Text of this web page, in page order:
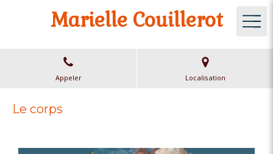
Marielle Couillerot
Appeler Localisation
Le corps